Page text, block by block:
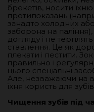
брекетів, носити
протипоказань
занадто холодних
заборона на
догляду і не
ставлення. Це як
плекати і пестити.
правильно і
цього спеціальні
Але, незважаючи на
їхня користь для
Чищення зубів під